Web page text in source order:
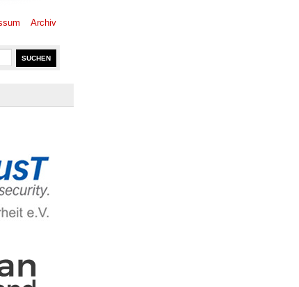
Archiv